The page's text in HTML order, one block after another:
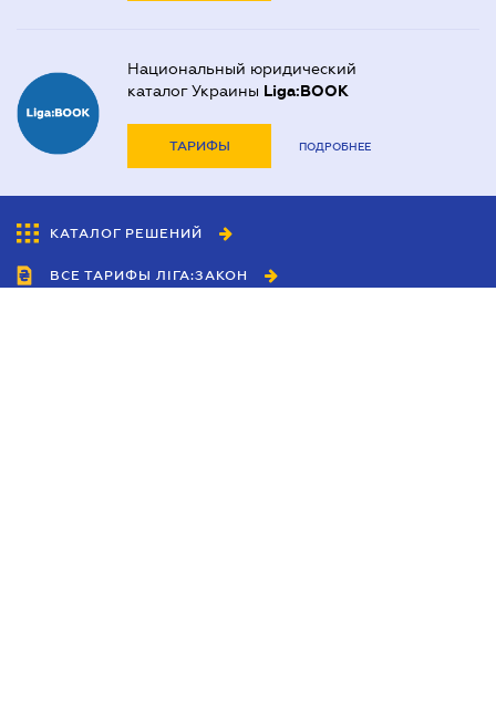
Национальный юридический
каталог Украины Liga:BOOK
ТАРИФЫ ПОДРОБНЕЕ
КАТАЛОГ РЕШЕНИЙ
ВСЕ ТАРИФЫ ЛІГА:ЗАКОН